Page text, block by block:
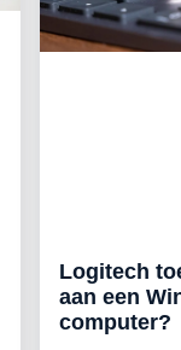
Logitech
aan een
computer?